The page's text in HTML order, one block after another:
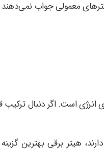
معمولی جواب نمی‌دهند
است. اگر دنبال
هیتر برقی بهترین